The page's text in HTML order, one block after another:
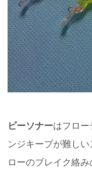
ビーソナーはフロ
ンジキープが難し
ローのブレイク絡